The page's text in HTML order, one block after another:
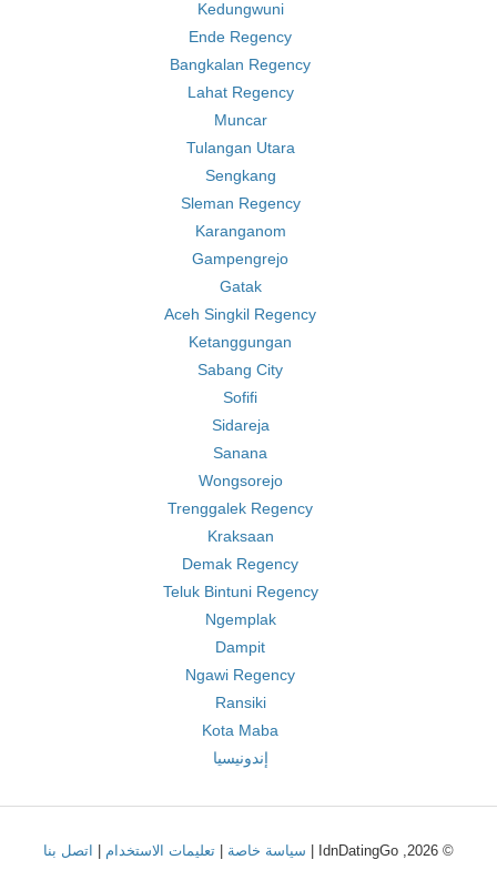
Kedungwuni
Ende Regency
Bangkalan Regency
Lahat Regency
Muncar
Tulangan Utara
Sengkang
Sleman Regency
Karanganom
Gampengrejo
Gatak
Aceh Singkil Regency
Ketanggungan
Sabang City
Sofifi
Sidareja
Sanana
Wongsorejo
Trenggalek Regency
Kraksaan
Demak Regency
Teluk Bintuni Regency
Ngemplak
Dampit
Ngawi Regency
Ransiki
Kota Maba
إندونيسيا
© 2026, IdnDatingGo | سياسة خاصة تعليمات الاستخدام اتصل بنا